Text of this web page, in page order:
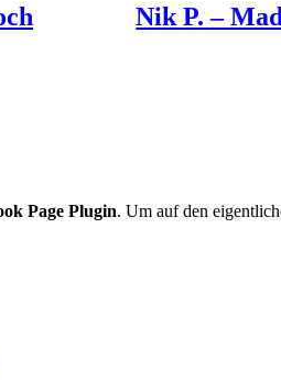
Nik P. –
Page Plugin. Um auf den